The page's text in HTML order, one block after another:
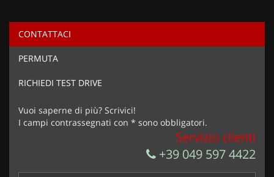
Ho letto e accettol'informativa privacy*
Acconsento al trattamento dei miei dati per finalità di
Invia la tua richiesta
CONTATTACI
PERMUTA
RICHIEDI TEST DRIVE
Vuoi saperne di più? Scrivici!
I campi contrassegnati con * sono obbligatori.
Servizio clienti
+39 049 597 4422